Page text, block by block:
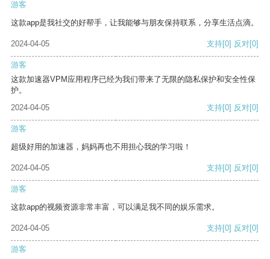
游客
这款app是我社交的好帮手，让我能够与朋友保持联系，分享生活点滴。
2024-04-05 支持[0] 反对[0]
游客
这款加速器VPM应用程序已经为我们带来了无限的隐私保护和安全性保
护。
2024-04-05
支持[0] 反对[0]
游客
超级好用的加速器，妈妈再也不用担心我的学习啦！
2024-04-05 支持[0] 反对[0]
游客
这款app的视频资源非常丰富，可以满足我不同的娱乐需求。
2024-04-05 支持[0] 反对[0]
游客